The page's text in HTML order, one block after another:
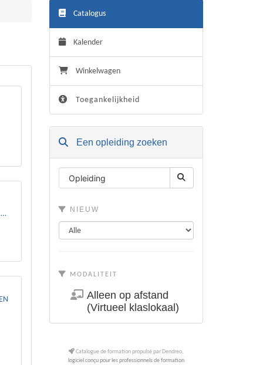
Catalogus
Kalender
Winkelwagen
Toegankelijkheid
Een opleiding zoeken
NIEUW
MODALITEIT
Alleen op afstand
(Virtueel klaslokaal)
Catalogue de formation propulsé par Dendreo,
logiciel conçu pour les professionnels de formation